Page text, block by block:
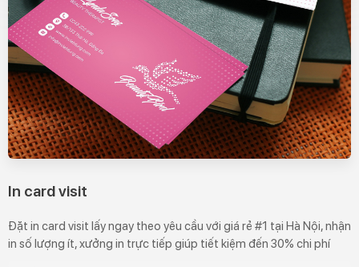
In card visit
Đặt in card visit lấy ngay theo yêu cầu với giá rẻ #1 tại Hà Nội, nhận
in số lượng ít, xưởng in trực tiếp giúp tiết kiệm đến 30% chi phí